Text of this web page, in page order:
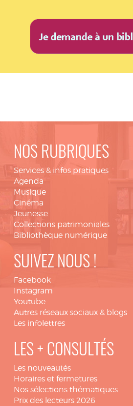
NOS RUBRIQUES
Services & infos pratiques
Agenda
Musique
Cinéma
Jeunesse
Collections patrimoniales
Bibliothèque numérique
SUIVEZ NOUS !
Facebook
Instagram
Youtube
Autres réseaux sociaux & blogs
Les infolettres
LES + CONSULTÉS
Les nouveautés
Horaires et fermetures
Nos sélections thématiques
Prix des lecteurs 2026